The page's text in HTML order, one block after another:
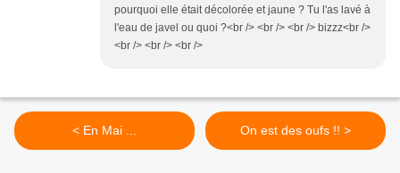
pourquoi elle était décolorée et jaune ? Tu l'as lavé à
l'eau de javel ou quoi ?<br /> <br /> <br /> bizzz<br />
<br /> <br /> <br />
< En Mai ... On est des oufs !! >